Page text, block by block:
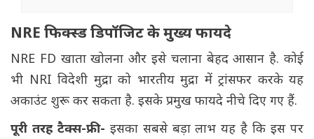
NRE फिक्स्ड डिपॉजिट के मुख्य फायदे
NRE FD खाता खोलना और इसे चलाना बेहद आसान है. कोई
भी NRI विदेशी मुद्रा को भारतीय मुद्रा में ट्रांसफर करके यह
अकाउंट शुरू कर सकता है. इसके प्रमुख फायदे नीचे दिए गए हैं.
पूरी तरह टैक्स-फ्री- इसका सबसे बड़ा लाभ यह है कि इस पर